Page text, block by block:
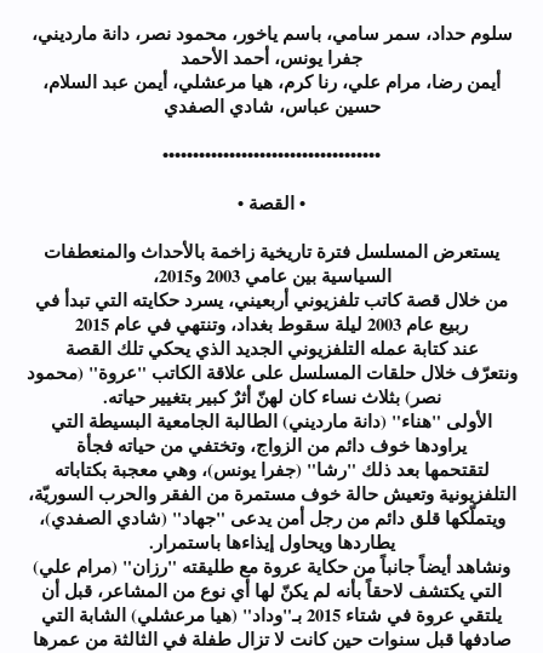
سلوم حداد، سمر سامي، باسم ياخور، محمود نصر، دانة مارديني،
جفرا يونس، أحمد الأحمد
أيمن رضا، مرام علي، رنا كرم، هيا مرعشلي، أيمن عبد السلام،
حسين عباس، شادي الصفدي
••••••••••••••••••••••••••••••••••••
• القصة •
يستعرض المسلسل فترة تاريخية زاخمة بالأحداث والمنعطفات
السياسية بين عامي 2003 و2015،
من خلال قصة كاتب تلفزيوني أربعيني، يسرد حكايته التي تبدأ في
ربيع عام 2003 ليلة سقوط بغداد، وتنتهي في عام 2015
عند كتابة عمله التلفزيوني الجديد الذي يحكي تلك القصة
ونتعرّف خلال حلقات المسلسل على علاقة الكاتب "عروة" (محمود
نصر) بثلاث نساء كان لهنّ أثرٌ كبير بتغيير حياته.
الأولى "هناء" (دانة مارديني) الطالبة الجامعية البسيطة التي
يراودها خوف دائم من الزواج، وتختفي من حياته فجأة
لتقتحمها بعد ذلك "رشا" (جفرا يونس)، وهي معجبة بكتاباته
التلفزيونية وتعيش حالة خوف مستمرة من الفقر والحرب السوريّة،
ويتملّكها قلق دائم من رجل أمن يدعى "جهاد" (شادي الصفدي)،
يطاردها ويحاول إيذاءها باستمرار.
ونشاهد أيضاً جانباً من حكاية عروة مع طليقته "رزان" (مرام علي)
التي يكتشف لاحقاً بأنه لم يكنّ لها أي نوع من المشاعر، قبل أن
يلتقي عروة في شتاء 2015 بـ"وداد" (هيا مرعشلي) الشابة التي
صادفها قبل سنوات حين كانت لا تزال طفلة في الثالثة من عمرها